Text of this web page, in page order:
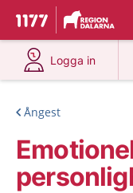
Till startsidan för
Du har valt
Logga in
på 1177.se
Ångest